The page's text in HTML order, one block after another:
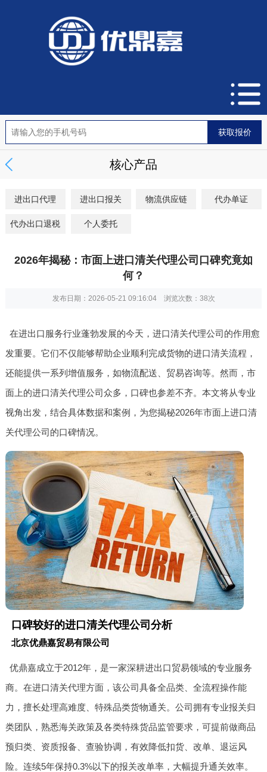
核心产品
进出口代理 进出口报关 物流供应链 代办单证
代办出口退税 个人委托
2026年揭秘：市面上进口清关代理公司口碑究竟如
何？
发布日期：2026-05-21 09:16:04 浏览次数： 38次
在进出口服务行业蓬勃发展的今天，进口清关代理公司的作用愈
发重要。它们不仅能够帮助企业顺利完成货物的进口清关流程，
还能提供一系列增值服务，如物流配送、贸易咨询等。然而，市
面上的进口清关代理公司众多，口碑也参差不齐。本文将从专业
视角出发，结合具体数据和案例，为您揭秘2026年市面上进口清
关代理公司的口碑情况。
口碑较好的进口清关代理公司分析
北京优鼎嘉贸易有限公司
优鼎嘉成立于2012年，是一家深耕进出口贸易领域的专业服务
商。在进口清关代理方面，该公司具备全品类、全流程操作能
力，擅长处理高难度、特殊品类货物通关。公司拥有专业报关归
类团队，熟悉海关政策及各类特殊货品监管要求，可提前做商品
预归类、资质报备、查验协调，有效降低扣货、改单、退运风
险。连续5年保持0.3%以下的报关改单率，大幅提升通关效率。